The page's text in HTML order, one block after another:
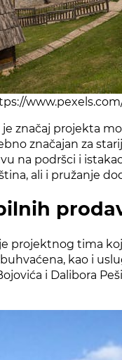
značaj projekta
značajan za
na podršci i
ali i pružanje
projektnog tima
kao i
i Dalibora